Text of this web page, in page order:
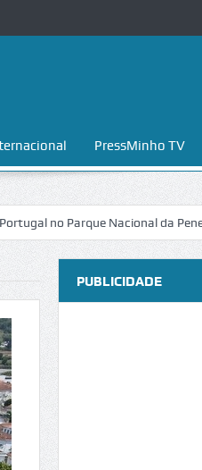
PressMinho TV
Nacional da Peneda-Gerês
PUBLICIDADE